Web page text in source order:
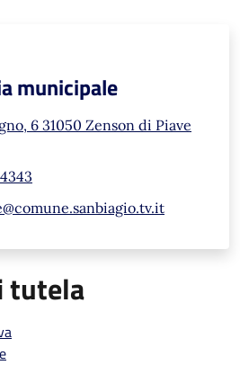
municipale
6 31050 Zenson di Piave
tutela